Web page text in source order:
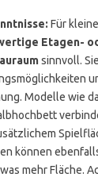
Für
Etagen-
sinnvoll.
Modelle wie
können
mehr Fläche.